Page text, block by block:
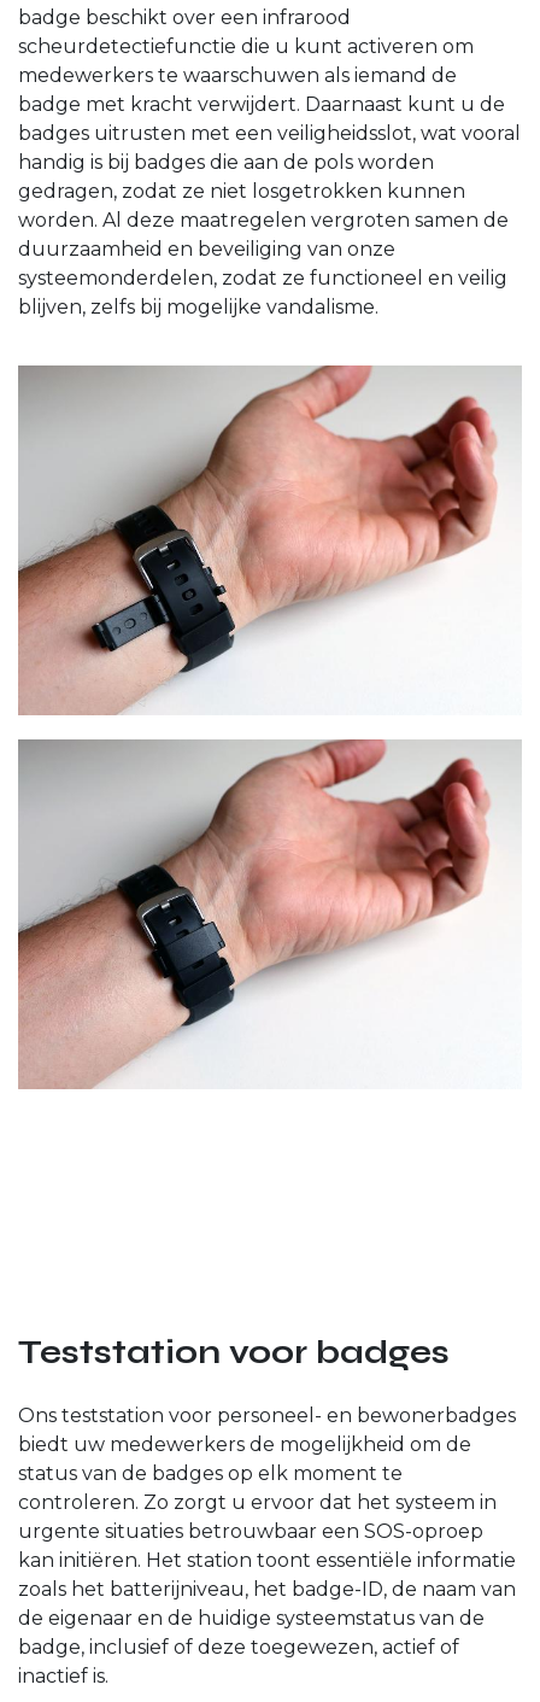
badge beschikt over een infrarood
scheurdetectiefunctie die u kunt activeren om
medewerkers te waarschuwen als iemand de
badge met kracht verwijdert. Daarnaast kunt u de
badges uitrusten met een veiligheidsslot, wat vooral
handig is bij badges die aan de pols worden
gedragen, zodat ze niet losgetrokken kunnen
worden. Al deze maatregelen vergroten samen de
duurzaamheid en beveiliging van onze
systeemonderdelen, zodat ze functioneel en veilig
blijven, zelfs bij mogelijke vandalisme.
Teststation voor badges
Ons teststation voor personeel- en bewonerbadges
biedt uw medewerkers de mogelijkheid om de
status van de badges op elk moment te
controleren. Zo zorgt u ervoor dat het systeem in
urgente situaties betrouwbaar een SOS-oproep
kan initiëren. Het station toont essentiële informatie
zoals het batterijniveau, het badge-ID, de naam van
de eigenaar en de huidige systeemstatus van de
badge, inclusief of deze toegewezen, actief of
inactief is.